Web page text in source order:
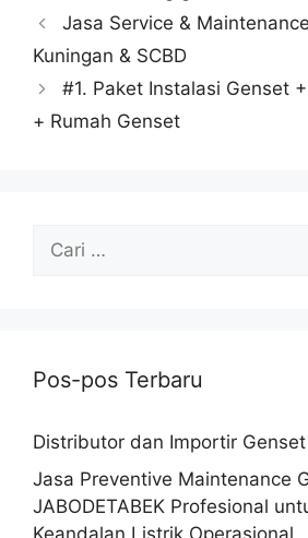
Jasa Service &
Kuningan & SCBD
#1. Paket Instalasi Genset
+ Rumah Genset
Pos-pos Terbaru
Distributor dan Importir
Jasa Preventive Maintenance
JABODETABEK Profesional
Keandalan Listrik Operasional